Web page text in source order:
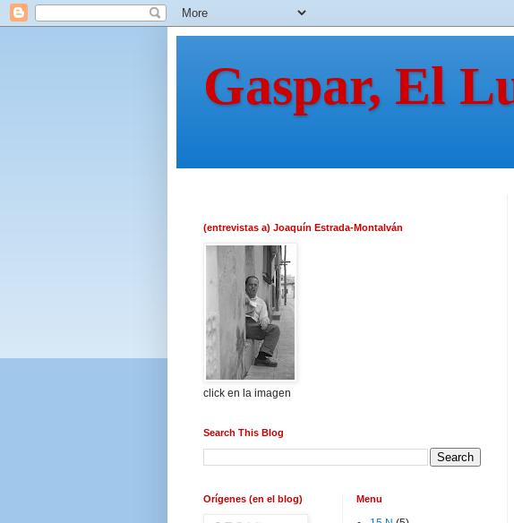
Gaspar, El
(entrevistas a) Joaquín Estrada-Montalván
click en la imagen
Search This Blog
Orígenes (en el blog) Menu